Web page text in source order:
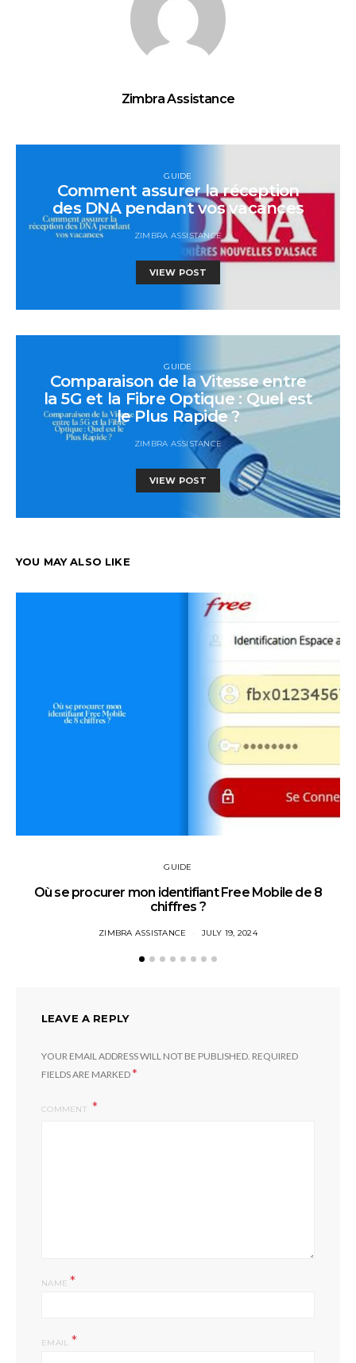
Zimbra Assistance
GUIDE
Comment assurer la réception
des DNA pendant vos vacances
ZIMBRA ASSISTANCE
VIEW POST
GUIDE
Comparaison de la Vitesse entre
la 5G et la Fibre Optique : Quel est
le Plus Rapide ?
ZIMBRA ASSISTANCE
VIEW POST
YOU MAY ALSO LIKE
GUIDE
Où se procurer mon identifiant Free Mobile de 8
chiffres ?
ZIMBRA ASSISTANCE JULY 19, 2024
LEAVE A REPLY
YOUR EMAIL ADDRESS WILL NOT BE PUBLISHED. REQUIRED
FIELDS ARE MARKED*
COMMENT
NAME *
EMAIL *